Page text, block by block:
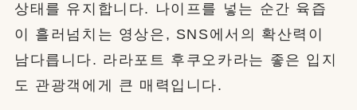
상태를 유지합니다. 나이프를 넣는 순간 육즙
이 흘러넘치는 영상은, SNS에서의 확산력이
남다릅니다. 라라포트 후쿠오카라는 좋은 입지
도 관광객에게 큰 매력입니다.